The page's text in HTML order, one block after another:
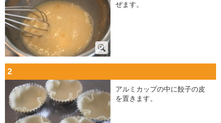
ぜます。
2
アルミカップの中に餃子の皮
を置きます。